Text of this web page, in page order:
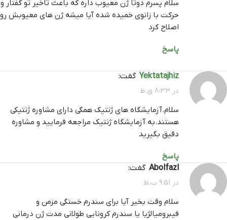
سلام پسرم دوتا ژن معیوب داره که باعث تاخیر تو گفتار و
حرکت با زانوی خمیده شده آیا میشه ژن های معیوبش رو
اصلاح کرد
پاسخ
yektatajhiz گفت:
در 8:33 ق.ظ
سلام.آزمایشگاه های ژنتیک همگی دارای مشاوره ژنتیکی
هستند.به آزمایشگاه ژنتیک مراجعه فرمایید و مشاوره
دقیق بگیرید
پاسخ
Abolfazl
گفت:
در 9:51 ب.ظ
سلام وقت بخیر آیا برای سندرم خستگی مزمن و
فیبرومیالژیا یا سندرم کرونایی طولانی مدت ژن درمانی